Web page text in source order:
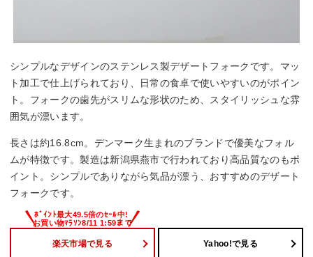
シンプルなデザインのステンレス製デザートフォークです。マッ
ト加工で仕上げられており、日常の食卓で使いやすいのがポイン
ト。フォークの歯先がスリムな形状のため、スタイリッシュな雰
囲気が漂います。
長さは約16.8cm。デンマーク生まれのブランドで優美なフォル
ムが特徴です。製造は新潟県燕市で行われており高品質なのもポ
イント。シンプルでありながら気品が漂う、おすすめのデザート
フォークです。
楽天市場で見る Yahoo!で見る